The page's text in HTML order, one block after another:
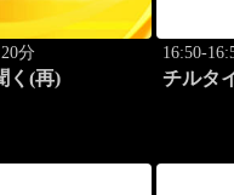
分
く(再)
16:50-
チルタ